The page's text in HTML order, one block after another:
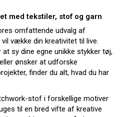
med tekstiler, stof og garn
omfattende udvalg af
vække din kreativitet til live.
sy dine egne unikke stykker tøj,
ønsker at udforske
finder du alt, hvad du har
stof i forskellige motiver
til en bred vifte af kreative